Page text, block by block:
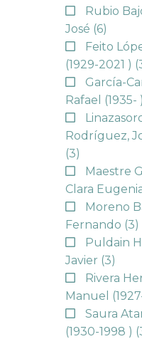
Rubio
José (6)
Feito
(1929-2021 )
García-
Rafael (1935- )
Rodríguez,
(3)
Maestre
Clara
Moreno
Fernando (3)
Puldain
Javier (3)
Rivera
Manuel
Saura
(1930-1998 )